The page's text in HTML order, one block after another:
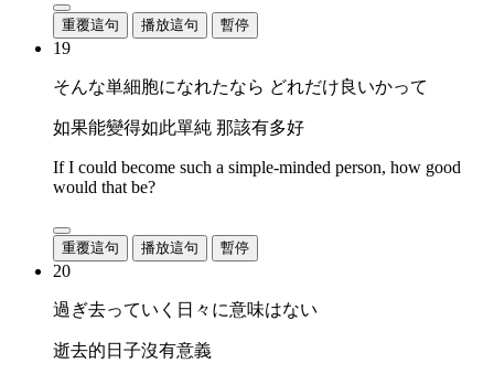
重覆這句 播放這句 暫停
19
そんな単細胞になれたなら どれだけ良いかって
如果能變得如此單純 那該有多好
If I could become such a simple-minded person, how good
would that be?
重覆這句 播放這句 暫停
20
過ぎ去っていく日々に意味はない
逝去的日子沒有意義